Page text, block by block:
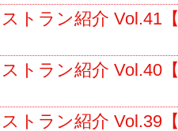
トラン紹介 Vol.41
トラン紹介 Vol.40
トラン紹介 Vol.39